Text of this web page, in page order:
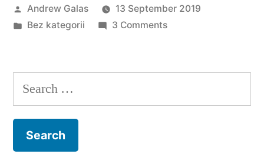
Posted
by
Andrew Galas
13 September 2019
Posted
Bez kategorii 3 Commentson
Search
for: